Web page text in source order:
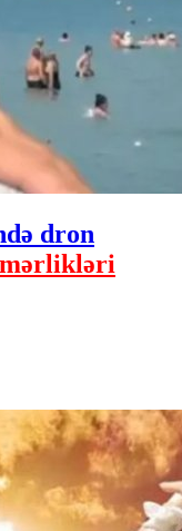
dron